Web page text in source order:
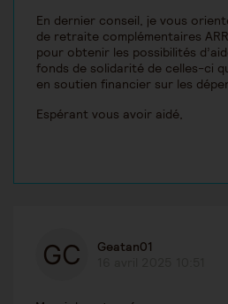
En dernier conseil, je vous
de retraite complémentaires
pour obtenir les possibilités
fonds de solidarité de celles-ci
en soutien financier sur les
Espérant vous avoir aidé,
Geatan01